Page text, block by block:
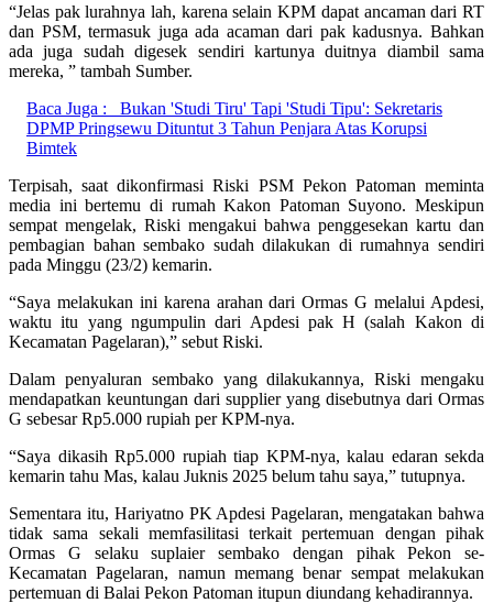
“Jelas pak lurahnya lah, karena selain KPM dapat ancaman dari RT
dan PSM, termasuk juga ada acaman dari pak kadusnya. Bahkan
ada juga sudah digesek sendiri kartunya duitnya diambil sama
mereka, ” tambah Sumber.
Baca Juga :
Bukan 'Studi Tiru' Tapi 'Studi Tipu': Sekretaris
DPMP Pringsewu Dituntut 3 Tahun Penjara Atas Korupsi
Bimtek
Terpisah, saat dikonfirmasi Riski PSM Pekon Patoman meminta
media ini bertemu di rumah Kakon Patoman Suyono. Meskipun
sempat mengelak, Riski mengakui bahwa penggesekan kartu dan
pembagian bahan sembako sudah dilakukan di rumahnya sendiri
pada Minggu (23/2) kemarin.
“Saya melakukan ini karena arahan dari Ormas G melalui Apdesi,
waktu itu yang ngumpulin dari Apdesi pak H (salah Kakon di
Kecamatan Pagelaran),” sebut Riski.
Dalam penyaluran sembako yang dilakukannya, Riski mengaku
mendapatkan keuntungan dari supplier yang disebutnya dari Ormas
G sebesar Rp5.000 rupiah per KPM-nya.
“Saya dikasih Rp5.000 rupiah tiap KPM-nya, kalau edaran sekda
kemarin tahu Mas, kalau Juknis 2025 belum tahu saya,” tutupnya.
Sementara itu, Hariyatno PK Apdesi Pagelaran, mengatakan bahwa
tidak sama sekali memfasilitasi terkait pertemuan dengan pihak
Ormas G selaku suplaier sembako dengan pihak Pekon se-
Kecamatan Pagelaran, namun memang benar sempat melakukan
pertemuan di Balai Pekon Patoman itupun diundang kehadirannya.